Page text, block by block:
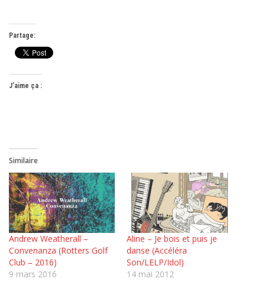
Partage:
J’aime ça :
Similaire
Andrew Weatherall –
Convenanza (Rotters Golf
Club – 2016)
9 mars 2016
Aline – Je bois et puis je
danse (Accéléra
Son/LELP/Idol)
14 mai 2012